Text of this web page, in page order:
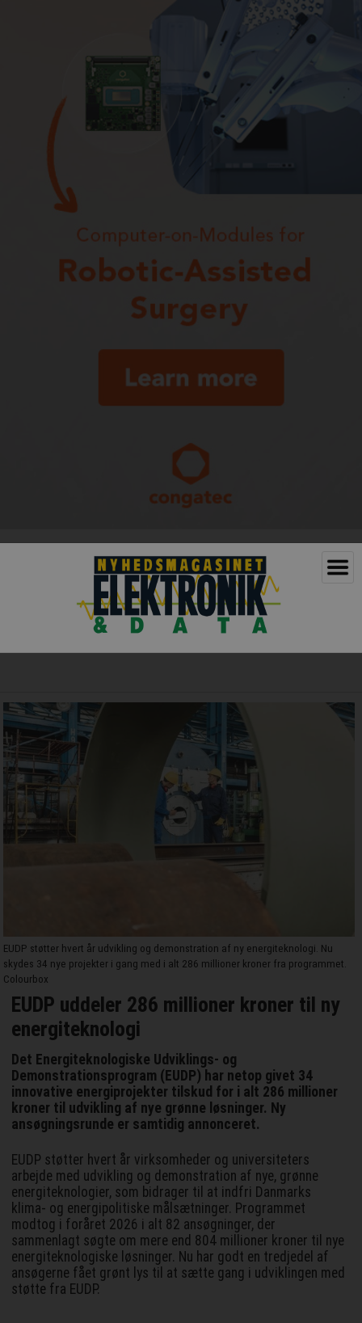
EUDP støtter hvert år udvikling og demonstration af ny energiteknologi. Nu
skydes 34 nye projekter i gang med i alt 286 millioner kroner fra programmet.
Colourbox
EUDP uddeler 286 millioner kroner til ny
energiteknologi
Det Energiteknologiske Udviklings- og
Demonstrationsprogram (EUDP) har netop givet 34
innovative energiprojekter tilskud for i alt 286 millioner
kroner til udvikling af nye grønne løsninger. Ny
ansøgningsrunde er samtidig annonceret.
EUDP støtter hvert år virksomheder og universiteters
arbejde med udvikling og demonstration af nye, grønne
energiteknologier, som bidrager til at indfri Danmarks
klima- og energipolitiske målsætninger. Programmet
modtog i foråret 2026 i alt 82 ansøgninger, der
sammenlagt søgte om mere end 804 millioner kroner til nye
energiteknologiske løsninger. Nu har godt en tredjedel af
ansøgerne fået grønt lys til at sætte gang i udviklingen med
støtte fra EUDP.